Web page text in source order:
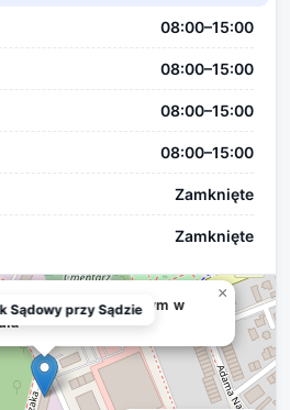
08:00–15:00
08:00–15:00
08:00–15:00
08:00–15:00
Zamknięte
Zamknięte
Sądzie Rejonowym w
×
Sądowy przy Sądzie